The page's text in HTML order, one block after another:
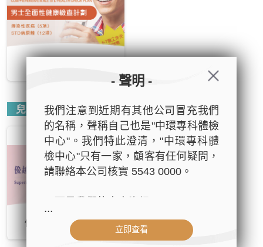
兒童體檢系列
優越兒童體檢計劃
優惠價： HK$33,800
- 聲明 -
我們注意到近期有其他公司冒充我們
的名稱，聲稱自己也是"中環專科體檢
中心"。我們特此澄清，"中環專科體
檢中心"只有一家，顧客有任何疑問，
請聯絡本公司核實 5543 0000。
- 公司名稱：中環專科體檢中心（The
Central Health Center）
...
立即查看